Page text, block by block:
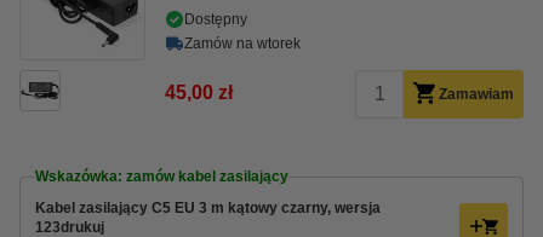
Dostępny
Zamów na wtorek
45,00 zł Zamawiam
Wskazówka: zamów kabel zasilający
Kabel zasilający C5 EU 3 m kątowy czarny, wersja
123drukuj